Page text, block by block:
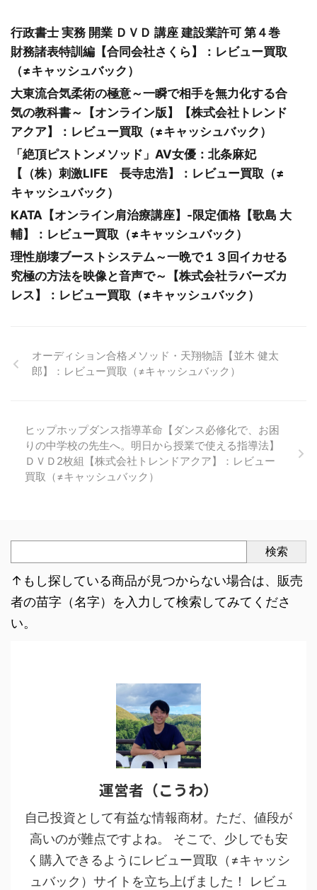
行政書士 実務 開業 ＤＶＤ 講座 建設業許可 第４巻
財務諸表特訓編【合同会社さくら】：レビュー買取
（≠キャッシュバック）
大東流合気柔術の極意～一瞬で相手を無力化する合
気の教科書～【オンライン版】【株式会社トレンド
アクア】：レビュー買取（≠キャッシュバック）
「絶頂ピストンメソッド」AV女優：北条麻妃
【（株）刺激LIFE 長寺忠浩】：レビュー買取（≠
キャッシュバック）
KATA【オンライン肩治療講座】-限定価格【歌島 大
輔】：レビュー買取（≠キャッシュバック）
理性崩壊ブーストシステム～一晩で１３回イカせる
究極の方法を映像と音声で～【株式会社ラバーズカ
レス】：レビュー買取（≠キャッシュバック）
オーディション合格メソッド・天翔物語【並木 健太
郎】：レビュー買取（≠キャッシュバック）
ヒップホップダンス指導革命【ダンス必修化で、お困
りの中学校の先生へ。明日から授業で使える指導法】
ＤＶＤ2枚組【株式会社トレンドアクア】：レビュー
買取（≠キャッシュバック）
検索
↑もし探している商品が見つからない場合は、販売
者の苗字（名字）を入力して検索してみてくださ
い。
運営者（こうわ）
自己投資として有益な情報商材。ただ、値段が
高いのが難点ですよね。 そこで、少しでも安
く購入できるようにレビュー買取（≠キャッシ
ュバック）サイトを立ち上げました！ レビュ